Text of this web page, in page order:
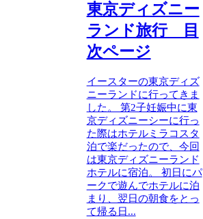
東京ディズニー
ランド旅行 目
次ページ
イースターの東京ディズ
ニーランドに行ってきま
した。 第2子妊娠中に東
京ディズニーシーに行っ
た際はホテルミラコスタ
泊で楽だったので、今回
は東京ディズニーランド
ホテルに宿泊。 初日にパ
ークで遊んでホテルに泊
まり、翌日の朝食をとっ
て帰る日...